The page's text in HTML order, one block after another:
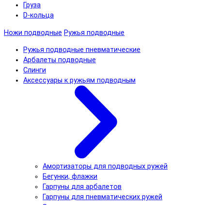
Груза
D-кольца
Ножи подводные Ружья подводные
Ружья подводные пневматические
Арбалеты подводные
Слинги
Аксессуары к ружьям подводным
Амортизаторы для подводных ружей
Бегунки, флажки
Гарпуны для арбалетов
Гарпуны для пневматических ружей